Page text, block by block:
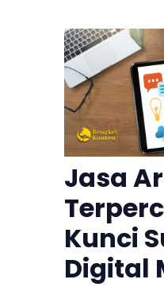
Jasa
Kunci
Digital